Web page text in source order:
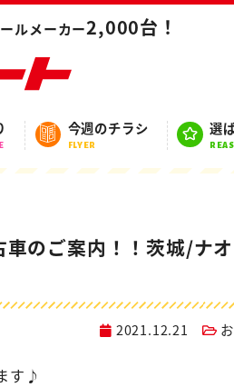
ルメーカー2,000台！
今週のチラシ
FLYER
選
庫した中古車のご案内！！茨城/ナオイ
スタッフブ
BLOG
のご案内！！茨城/ナ
2021.12.21
す♪